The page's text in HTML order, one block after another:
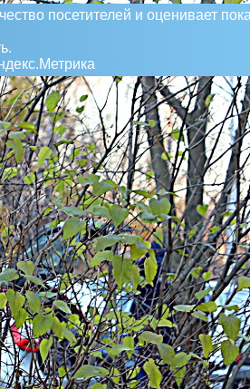
посетителей и оценивает